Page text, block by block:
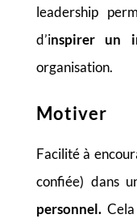
leadership
d’inspirer un
organisation.
Motiver
Facilité à
confiée) dans
personnel.Cela